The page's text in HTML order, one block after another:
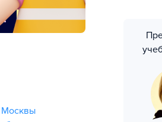
Москвы